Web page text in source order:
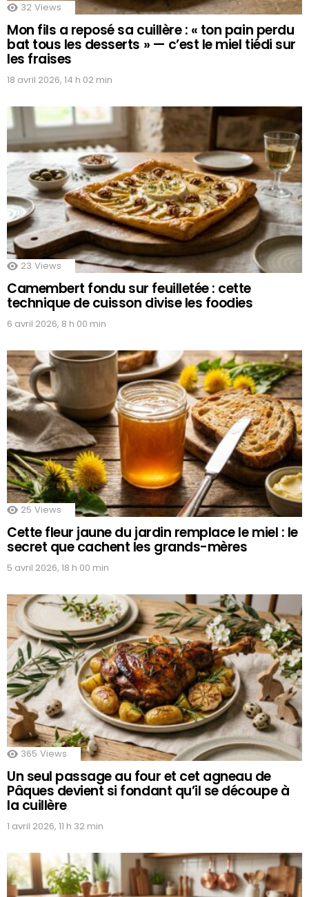
32 Views
Mon fils a reposé sa cuillère : « ton pain perdu
bat tous les desserts » — c’est le miel tiédi sur
les fraises
18 avril 2026, 14 h 02 min
23 Views
Camembert fondu sur feuilletée : cette
technique de cuisson divise les foodies
6 avril 2026, 8 h 00 min
25 Views
Cette fleur jaune du jardin remplace le miel : le
secret que cachent les grands-mères
5 avril 2026, 18 h 00 min
365 Views
Un seul passage au four et cet agneau de
Pâques devient si fondant qu’il se découpe à
la cuillère
1 avril 2026, 11 h 32 min